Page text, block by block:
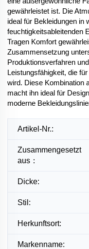
gewährleistet ist. Die
ideal für Bekleidungen in
feuchtigkeitsableitenden
Tragen Komfort
Zusammensetzung
Produktionsverfahren
Leistungsfähigkeit, die
wird. Diese Kombination
macht ihn ideal für
moderne
Artikel-Nr.:
Zusammengesetzt
aus：
Dicke:
Stil:
Herkunftsort:
Markenname: